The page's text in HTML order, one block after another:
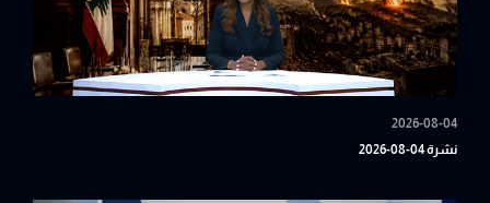
2026-08-04
نشرة 04-08-2026